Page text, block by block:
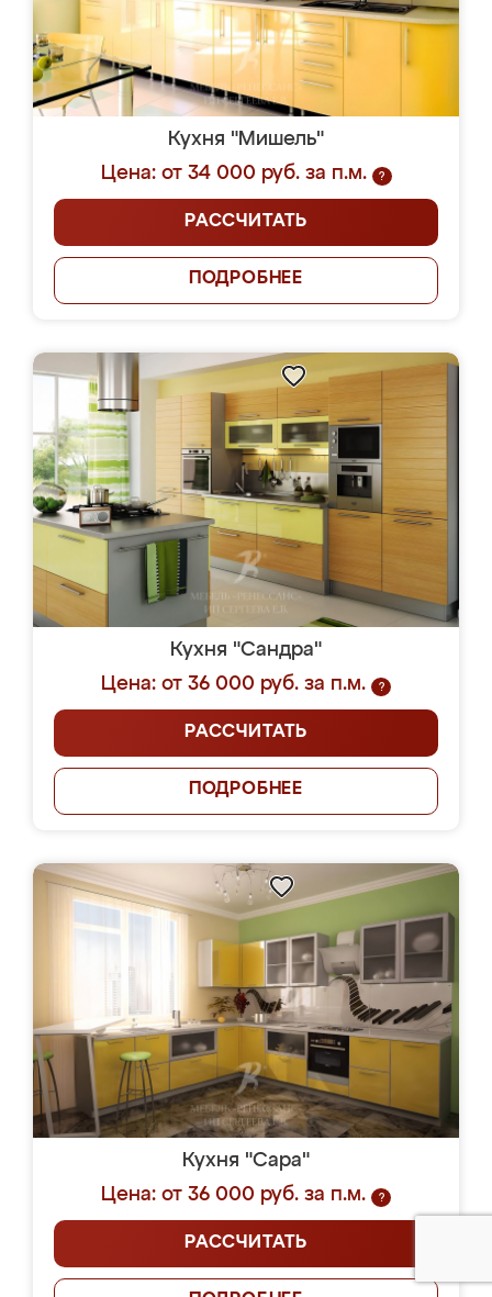
Кухня "Мишель"
Цена: от 34 000 руб. за п.м.
?
РАССЧИТАТЬ
ПОДРОБНЕЕ
Кухня "Сандра"
Цена: от 36 000 руб. за п.м.
?
РАССЧИТАТЬ
ПОДРОБНЕЕ
Кухня "Сара"
Цена: от 36 000 руб. за п.м.
?
РАССЧИТАТЬ